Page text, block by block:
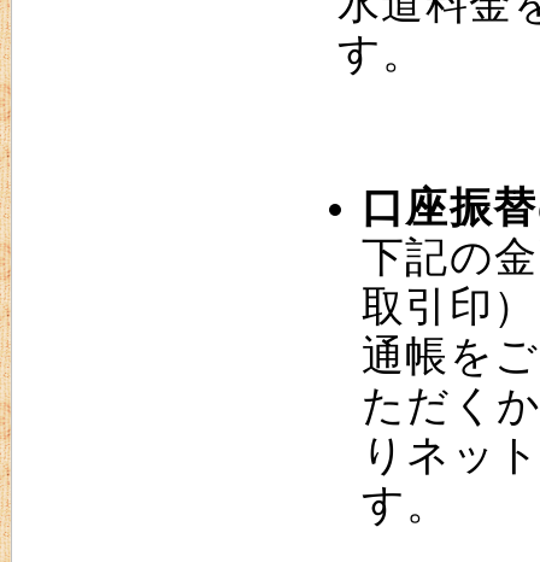
す。
口座振
下記の
取引印
通帳を
ただく
りネッ
す。